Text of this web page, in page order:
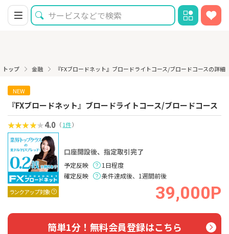
トップ 金融 『FXブロードネット』ブロードライトコース/ブロードコースの詳細
NEW
『FXブロードネット』ブロードライトコース/ブロードコース
4.0 （1件）
ランクアップ対象
口座開設後、指定取引完了
予定反映
1日程度
確定反映
条件達成後、1週間前後
39,000P
簡単1分！無料会員登録はこちら